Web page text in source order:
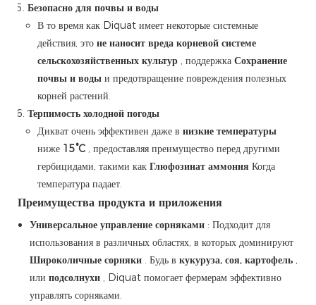
Безопасно для почвы и воды
В то время как Diquat имеет некоторые системные
действия, это не наносит вреда корневой системе
сельскохозяйственных культур , поддержка Сохранение
почвы и воды и предотвращение повреждения полезных
корней растений.
Терпимость холодной погоды
Дикват очень эффективен даже в низкие температуры
ниже 15°C , предоставляя преимущество перед другими
гербицидами, такими как Глюфозинат аммония Когда
температура падает.
Преимущества продукта и приложения
Универсальное управление сорняками : Подходит для
использования в различных областях, в которых доминируют
Широколичные сорняки . Будь в кукуруза, соя, картофель ,
или подсолнухи , Diquat помогает фермерам эффективно
управлять сорняками.